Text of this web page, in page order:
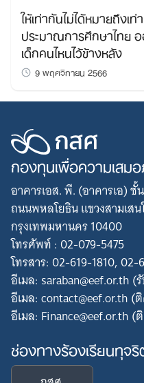
ให้เท่ากันไม่ได้หมายถึงเ
ประมาณการศึกษาไทย
เด็กคนไหนไว้ข้างหลัง
9 พฤศจิกายน 2566
กองทุนเพื่อความเสม
อาคารเอส. พี. (อาคารเอ) ชั้
ถนนพหลโยธิน แขวงสามเส
กรุงเทพมหานคร 10400
โทรศัพท์ : 02-079-5475
โทรสาร: 02-619-1810, 02-
อีเมล: saraban@eef.or.th (
อีเมล: contact@eef.or.th
อีเมล: Finance@eef.or.th
ช่องทางร้องเรียนทุจ